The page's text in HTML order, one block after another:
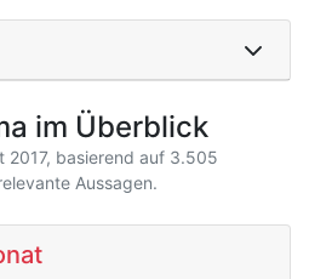
im Überblick
2017, basierend auf 3.505
Aussagen.